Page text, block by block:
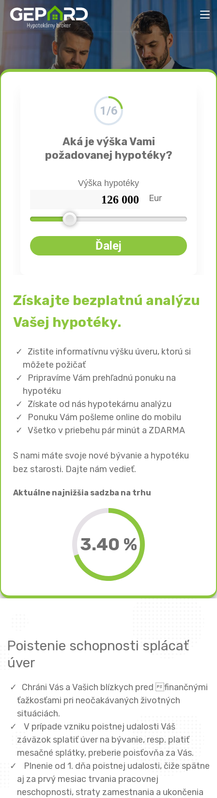
1/6
Aká je výška Vami
požadovanej hypotéky?
Výška hypotéky
Eur
Ďalej
Získajte bezplatnú analýzu
Vašej hypotéky.
Zistite informatívnu výšku úveru, ktorú si
môžete požičať
Pripravíme Vám prehľadnú ponuku na
hypotéku
Získate od nás hypotekárnu analýzu
Ponuku Vám pošleme online do mobilu
Všetko v priebehu pár minút a ZDARMA
S nami máte svoje nové bývanie a hypotéku
bez starosti. Dajte nám vedieť.
Aktuálne najnižšia sadzba na trhu
3.40 %
Poistenie schopnosti splácať
úver
Chráni Vás a Vašich blízkych pred finančnými
ťažkosťami pri neočakávaných životných
situáciách.
V prípade vzniku poistnej udalosti Váš
záväzok splatiť úver na bývanie, resp. platiť
mesačné splátky, preberie poisťovňa za Vás.
Plnenie od 1. dňa poistnej udalosti, čiže spätne
aj za prvý mesiac trvania pracovnej
neschopnosti, straty zamestnania a ukončenia